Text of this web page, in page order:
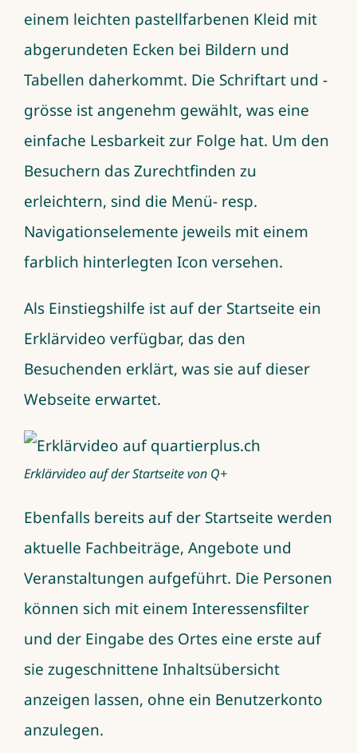
einem leichten pastellfarbenen Kleid mit
abgerundeten Ecken bei Bildern und
Tabellen daherkommt. Die Schriftart und -
grösse ist angenehm gewählt, was eine
einfache Lesbarkeit zur Folge hat. Um den
Besuchern das Zurechtfinden zu
erleichtern, sind die Menü- resp.
Navigationselemente jeweils mit einem
farblich hinterlegten Icon versehen.
Als Einstiegshilfe ist auf der Startseite ein
Erklärvideo verfügbar, das den
Besuchenden erklärt, was sie auf dieser
Webseite erwartet.
Erklärvideo auf der Startseite von Q+
Ebenfalls bereits auf der Startseite werden
aktuelle Fachbeiträge, Angebote und
Veranstaltungen aufgeführt. Die Personen
können sich mit einem Interessensfilter
und der Eingabe des Ortes eine erste auf
sie zugeschnittene Inhaltsübersicht
anzeigen lassen, ohne ein Benutzerkonto
anzulegen.